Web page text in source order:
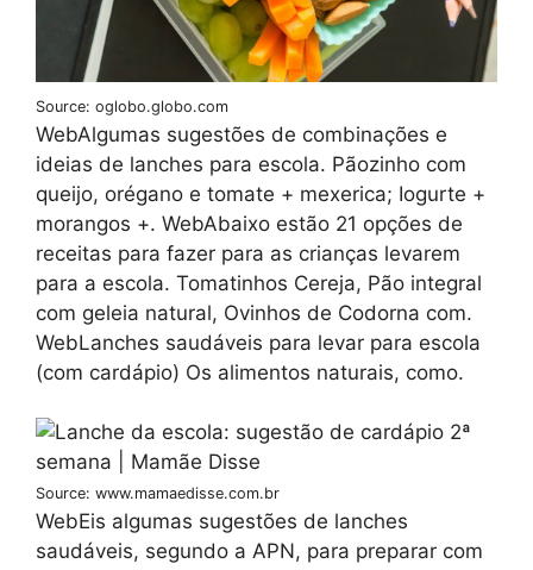
Source: oglobo.globo.com
WebAlgumas sugestões de combinações e
ideias de lanches para escola. Pãozinho com
queijo, orégano e tomate + mexerica; Iogurte +
morangos +. WebAbaixo estão 21 opções de
receitas para fazer para as crianças levarem
para a escola. Tomatinhos Cereja, Pão integral
com geleia natural, Ovinhos de Codorna com.
WebLanches saudáveis para levar para escola
(com cardápio) Os alimentos naturais, como.
Source: www.mamaedisse.com.br
WebEis algumas sugestões de lanches
saudáveis, segundo a APN, para preparar com